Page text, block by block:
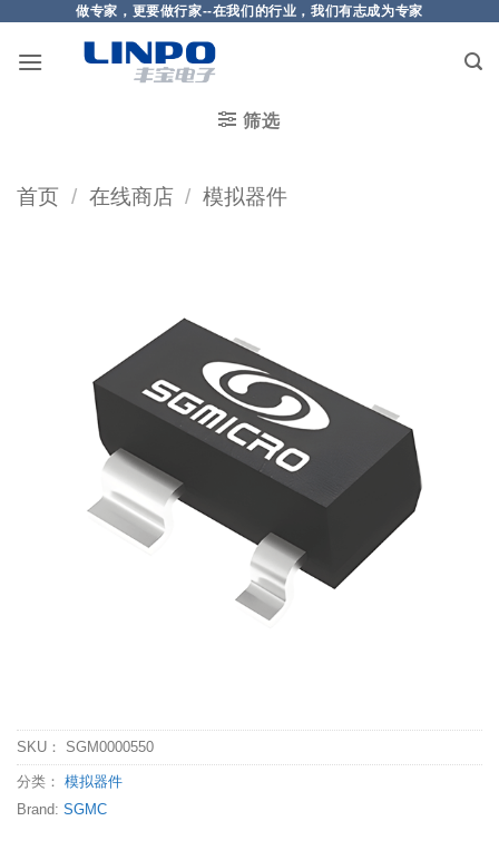
做专家，更要做行家--在我们的行业，我们有志成为专家
筛选
首页 / 在线商店 / 模拟器件
SKU： SGM0000550
分类： 模拟器件
Brand: SGMC